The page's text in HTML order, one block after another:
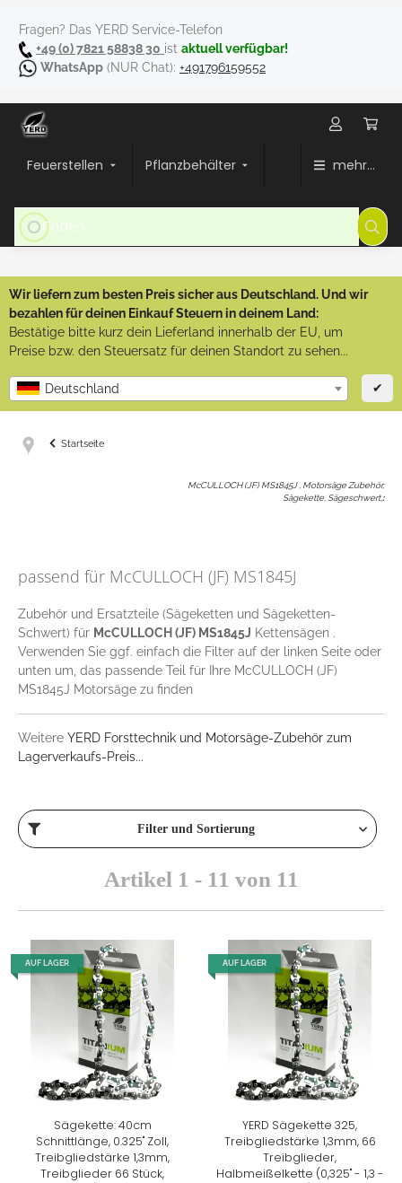
Fragen? Das YERD Service-Telefon
+49 (0) 7821 58838 30 ist aktuell verfügbar!
WhatsApp (NUR Chat): +491796159552
Feuerstellen Pflanzbehälter mehr...
Wir liefern zum besten Preis sicher aus Deutschland. Und wir
bezahlen für deinen Einkauf Steuern in deinem Land:
Bestätige bitte kurz dein Lieferland innerhalb der EU, um
Preise bzw. den Steuersatz für deinen Standort zu sehen...
Deutschland ✔
Startseite
McCULLOCH (JF) MS1845J , Motorsäge Zubehör,
Sägekette, Sägeschwert,:
passend für McCULLOCH (JF) MS1845J
Zubehör und Ersatzteile (Sägeketten und Sägeketten-
Schwert) für McCULLOCH (JF) MS1845J Kettensägen .
Verwenden Sie ggf. einfach die Filter auf der linken Seite oder
unten um, das passende Teil für Ihre McCULLOCH (JF)
MS1845J Motorsäge zu finden
Weitere YERD Forsttechnik und Motorsäge-Zubehör zum
Lagerverkaufs-Preis...
Filter und Sortierung
Artikel 1 - 11 von 11
AUF LAGER
Sägekette: 40cm
Schnittlänge, 0.325" Zoll,
Treibgliedstärke 1,3mm,
Treibglieder 66 Stück,
AUF LAGER
YERD Sägekette 325,
Treibgliedstärke 1,3mm, 66
Treibglieder,
Halbmeißelkette (0,325" - 1,3 -